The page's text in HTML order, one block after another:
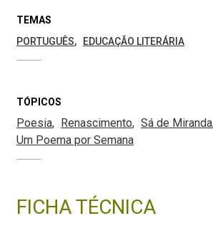
TEMAS
PORTUGUÊS
EDUCAÇÃO LITERÁRIA
TÓPICOS
Poesia Renascimento
Sá de Miranda
Um Poema por Semana
FICHA TÉCNICA